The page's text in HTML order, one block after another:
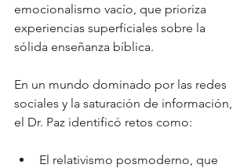
emocionalismo vacío, que prioriza
experiencias superficiales sobre la
sólida enseñanza bíblica.
En un mundo dominado por las redes
sociales y la saturación de información,
el Dr. Paz identificó retos como:
El relativismo posmoderno, que